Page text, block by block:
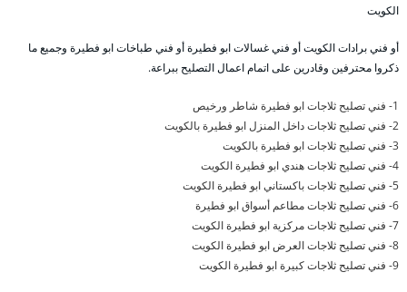
الكويت
أو فني برادات الكويت أو فني غسالات ابو فطيرة أو فني طباخات ابو فطيرة وجميع ما
ذكروا محترفين وقادرين على اتمام اعمال التصليح ببراعة.
1- فني تصليح ثلاجات ابو فطيرة شاطر ورخيص
2- فني تصليح ثلاجات داخل المنزل ابو فطيرة بالكويت
3- فني تصليح ثلاجات ابو فطيرة بالكويت
4- فني تصليح ثلاجات هندي ابو فطيرة الكويت
5- فني تصليح ثلاجات باكستاني ابو فطيرة الكويت
6- فني تصليح ثلاجات مطاعم أسواق ابو فطيرة
7- فني تصليح ثلاجات مركزية ابو فطيرة الكويت
8- فني تصليح ثلاجات العرض ابو فطيرة الكويت
9- فني تصليح ثلاجات كبيرة ابو فطيرة الكويت